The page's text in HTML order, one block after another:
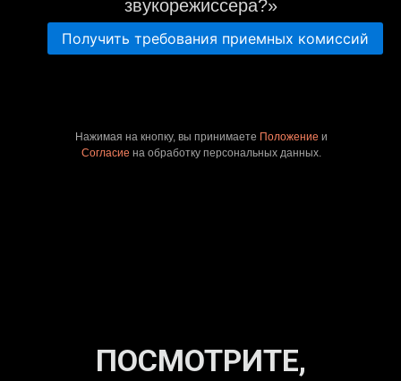
Нажимая на кнопку, вы принимаете Положение и
Согласие на обработку персональных данных.
звукорежиссера?»
Получить требования приемных комиссий
ПОСМОТРИТЕ,